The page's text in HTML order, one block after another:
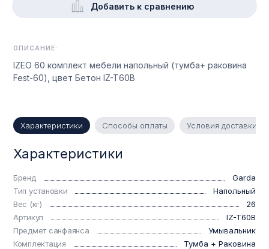
ОПИСАНИЕ:
IZEO 60 комплект мебели напольный (тумба+ раковина
Fest-60), цвет Бетон IZ-T60B
Добавить к сравнению
Характеристики Способы оплаты Условия доставки
Характеристики
Бренд
Garda
Тип установки
Напольный
Вес (кг)
26
Артикул
IZ-T60B
Предмет санфаянса
Умывальник
Комплектация
Тумба + Раковина